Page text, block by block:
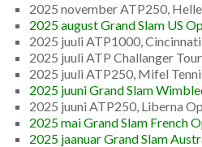
2025 november ATP250,
2025 august Grand Slam US
2025 juuli ATP1000,
2025 juuli ATP Challanger
2025 juuli ATP250, Mifel
2025 juuni Grand Slam
2025 juuni ATP250, Liberna
2025 mai Grand Slam French
2025 jaanuar Grand Slam